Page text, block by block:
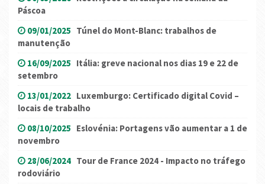
Páscoa
09/01/2025 Túnel do Mont-Blanc: trabalhos de
manutenção
16/09/2025 Itália: greve nacional nos dias 19 e 22 de
setembro
13/01/2022 Luxemburgo: Certificado digital Covid –
locais de trabalho
08/10/2025 Eslovénia: Portagens vão aumentar a 1 de
novembro
28/06/2024 Tour de France 2024 - Impacto no tráfego
rodoviário